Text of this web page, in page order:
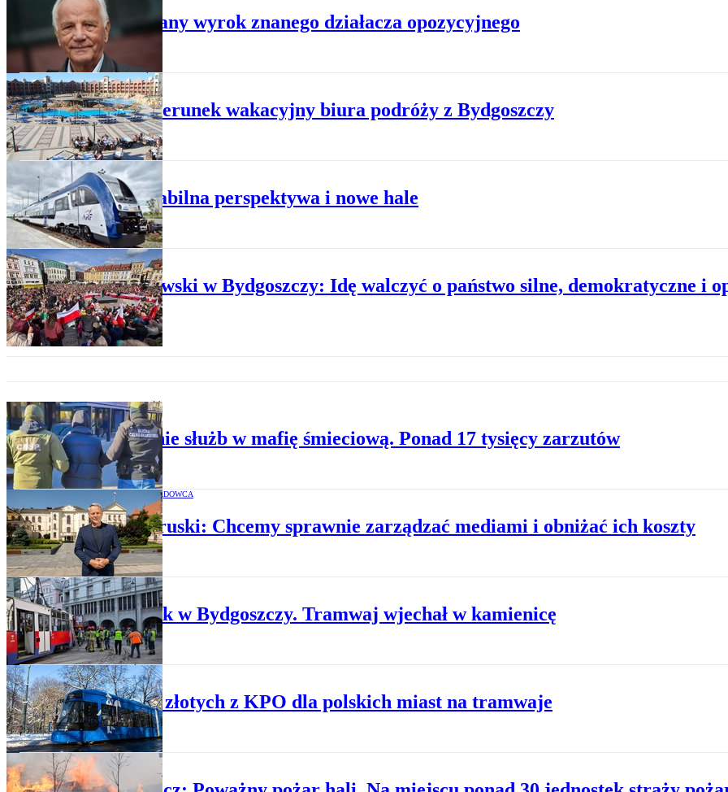
Anulowany wyrok znanego działacza opozycyjnego
BIURA PODRÓŻY
Nowy kierunek wakacyjny biura podróży z Bydgoszczy
SZYNOWY
Pesa: stabilna perspektywa i nowe hale
POLITYKA
Trzaskowski w Bydgoszczy: Idę walczyć o państwo silne, demokratyczne i
PRZESTĘPCZOŚĆ
Uderzenie służb w mafię śmieciową. Ponad 17 tysięcy zarzutów
OKIEM SAMORZĄDOWCA
Rafał Bruski: Chcemy sprawnie zarządzać mediami i obniżać ich koszty
WYPADKI
Wypadek w Bydgoszczy. Tramwaj wjechał w kamienicę
Z REGIONÓW
Miliony złotych z KPO dla polskich miast na tramwaje
WYPADKI